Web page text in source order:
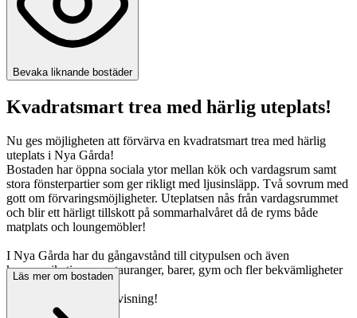
Bevaka liknande bostäder
Kvadratsmart trea med härlig uteplats!
Nu ges möjligheten att förvärva en kvadratsmart trea med härlig
uteplats i Nya Gårda!
Bostaden har öppna sociala ytor mellan kök och vardagsrum samt
stora fönsterpartier som ger rikligt med ljusinsläpp. Två sovrum med
gott om förvaringsmöjligheter. Uteplatsen nås från vardagsrummet
och blir ett härligt tillskott på sommarhalvåret då de ryms både
matplats och loungemöbler!
I Nya Gårda har du gångavstånd till citypulsen och även
kommunikationer, restauranger, barer, gym och fler bekvämligheter
på gångavstånd.
Varmt välkommen på visning!
Läs mer om bostaden